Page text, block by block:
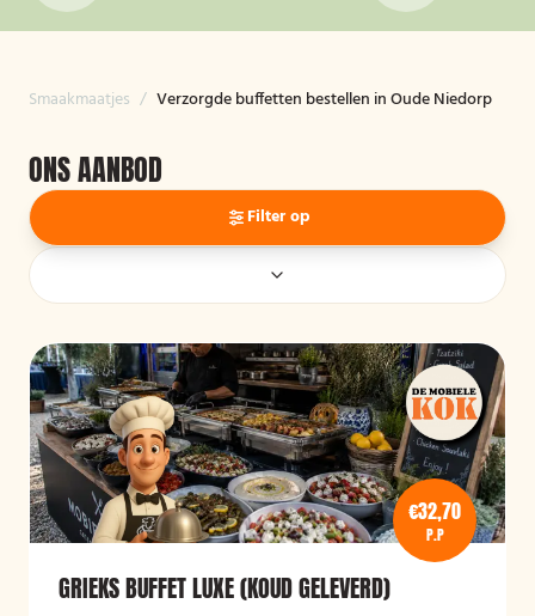
Smaakmaatjes / Verzorgde buffetten bestellen in Oude Niedorp
ONS AANBOD
Filter op
€32,70
P.P
GRIEKS BUFFET LUXE (KOUD GELEVERD)